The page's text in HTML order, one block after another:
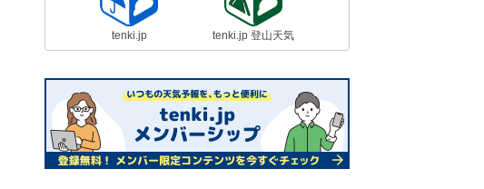
tenki.jp tenki.jp 登山天気